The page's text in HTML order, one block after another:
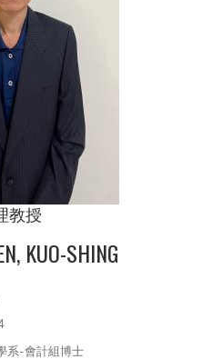
教授
KUO-SHING
系-會計組博士